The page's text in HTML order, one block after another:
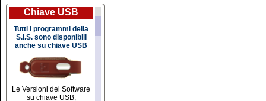
Chiave USB
Tutti i programmi della
S.I.S. sono disponibili
anche su chiave USB
Le Versioni dei Software
su chiave USB,